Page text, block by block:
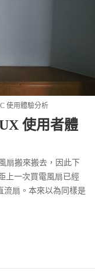
使用體驗分析
使用者體
扇搬來搬去，因此下
上一次買電風扇已經
流扇。本來以為同樣是